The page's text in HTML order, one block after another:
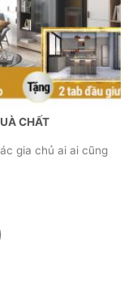
CHẤT
gia chủ ai ai cũng